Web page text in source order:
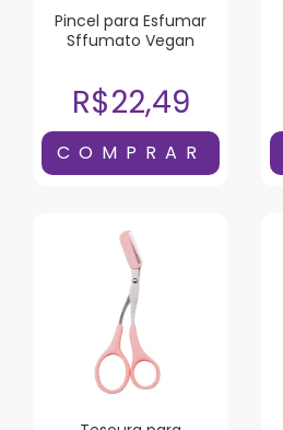
Pincel para Esfumar
Sffumato Vegan
R$22,49